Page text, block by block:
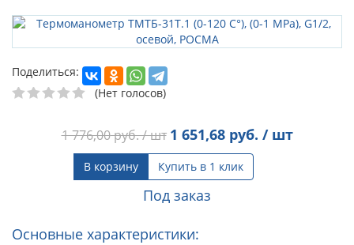
Поделиться:
(Нет голосов)
1 776,00руб. / шт 1 651,68руб. / шт
В корзину Купить в 1 клик
Под заказ
Основные характеристики: